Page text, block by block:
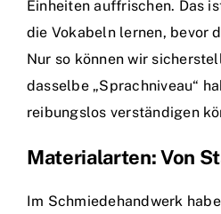
Einheiten auffrischen. Das
die Vokabeln lernen, bevor
Nur so können wir
dasselbe „Sprachniveau“
reibungslos verständigen
Materialarten: Von
Im Schmiedehandwerk